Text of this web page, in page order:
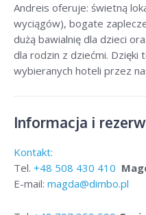
Andreis oferuje: świetną
wyciągów), bogate
dużą bawialnię dla dzieci
dla rodzin z dziećmi.
wybieranych hoteli przez
Informacja i
Kontakt:
Tel. +48 508 430 410
E-mail: magda@dimbo.pl